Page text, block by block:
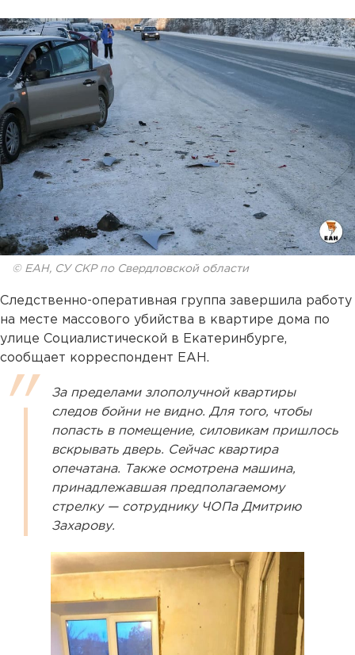
© ЕАН, СУ СКР по Свердловской области
Следственно-оперативная группа завершила работу
на месте массового убийства в квартире дома по
улице Социалистической в Екатеринбурге,
сообщает корреспондент ЕАН.
За пределами злополучной квартиры
следов бойни не видно. Для того, чтобы
попасть в помещение, силовикам пришлось
вскрывать дверь. Сейчас квартира
опечатана. Также осмотрена машина,
принадлежавшая предполагаемому
стрелку — сотруднику ЧОПа Дмитрию
Захарову.